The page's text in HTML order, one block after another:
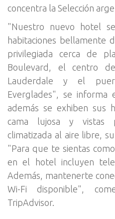
concentra la Selección
"Nuestro nuevo hotel
habitaciones bellamente
privilegiada cerca de
Boulevard, el centro
Lauderdale y el
Everglades", se informa
además se exhiben sus
cama lujosa y vistas
climatizada al aire libre,
"Para que te sientas
en el hotel incluyen
Además, mantenerte
Wi-Fi disponible",
TripAdvisor.